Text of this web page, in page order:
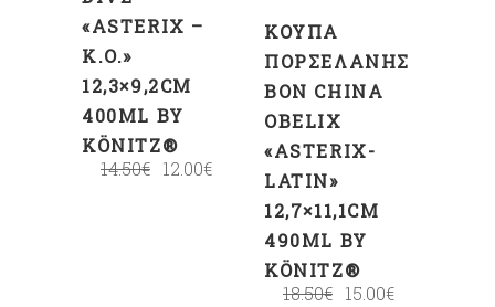
«ASTERIX –
K.O.»
12,3×9,2CM
400ML BY
KÖNITZ®
14.50€ 12.00€
ΚΟΎΠΑ
ΠΟΡΣΕΛΆΝΗΣ
BON CHINA
OBELIX
«ASTERIX-
LATIN»
12,7×11,1CM
490ML BY
KÖNITZ®
18.50€ 15.00€